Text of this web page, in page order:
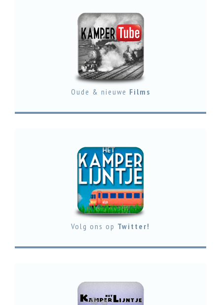
Oude & nieuwe Films
Volg ons op Twitter!